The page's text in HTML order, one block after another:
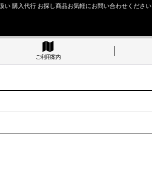
購入代行 お探し商品お気軽にお問い合わせください
ご利用案内